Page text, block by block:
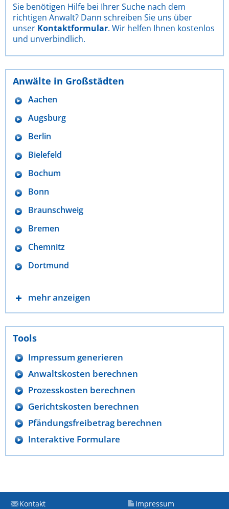
Sie benötigen Hilfe bei Ihrer Suche nach dem
richtigen Anwalt? Dann schreiben Sie uns über
unser Kontaktformular. Wir helfen Ihnen kostenlos
und unverbindlich.
Anwälte in Großstädten
Aachen
Augsburg
Berlin
Bielefeld
Bochum
Bonn
Braunschweig
Bremen
Chemnitz
Dortmund
mehr anzeigen
Tools
Impressum generieren
Anwaltskosten berechnen
Prozesskosten berechnen
Gerichtskosten berechnen
Pfändungsfreibetrag berechnen
Interaktive Formulare
Kontakt Impressum